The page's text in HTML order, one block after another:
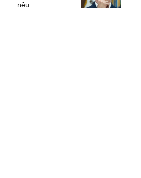
nêu...